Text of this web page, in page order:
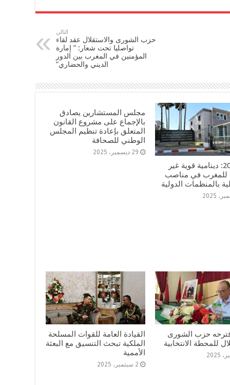
التالي
حزب الشورى والاستقلال عقد لقاء
تواصليا تحت شعار: ” إمارة
المؤمنين في المغرب بين الدور
الديني والحضاري”
سنة 2025: دينامية قوية غير
للمغرب في مناصب
بالمنظمات الدولية
مجلس المستشارين يصادق
بالإجماع على مشروع القانون
المتعلق بإعادة تنظيم المجلس
الوطني للصحافة
29 ديسمبر، 2025
حزب الشورى
للمحطة الانتخابية
القيادة العامة للقوات المسلحة
الملكية تبحث التنسيق مع البعثة
الأممية
2 سبتمبر، 2025